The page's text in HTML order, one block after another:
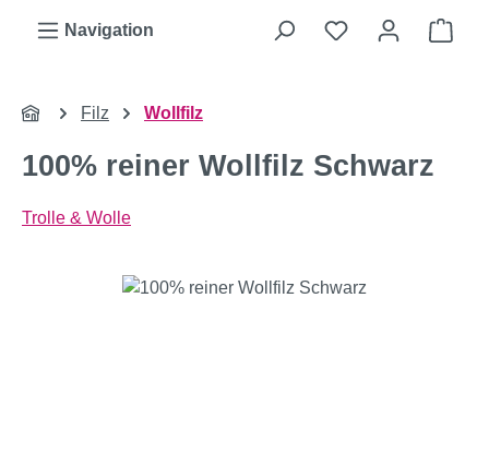
Navigation
Filz Wollfilz
100% reiner Wollfilz Schwarz
Trolle & Wolle
Bildergalerie überspringen